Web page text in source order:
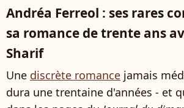
Andréa Ferreol : ses rares
sa romance de trente ans
Sharif
Une discrète romance jamais
dura une trentaine d'années - et